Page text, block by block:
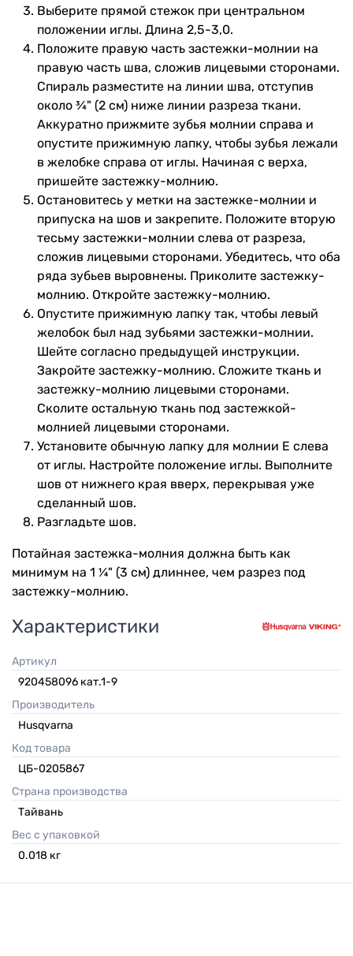
Выберите прямой стежок при центральном
положении иглы. Длина 2,5-3,0.
Положите правую часть застежки-молнии на
правую часть шва, сложив лицевыми сторонами.
Спираль разместите на линии шва, отступив
около ¾" (2 см) ниже линии разреза ткани.
Аккуратно прижмите зубья молнии справа и
опустите прижимную лапку, чтобы зубья лежали
в желобке справа от иглы. Начиная с верха,
пришейте застежку-молнию.
Остановитесь у метки на застежке-молнии и
припуска на шов и закрепите. Положите вторую
тесьму застежки-молнии слева от разреза,
сложив лицевыми сторонами. Убедитесь, что оба
ряда зубьев выровнены. Приколите застежку-
молнию. Откройте застежку-молнию.
Опустите прижимную лапку так, чтобы левый
желобок был над зубьями застежки-молнии.
Шейте согласно предыдущей инструкции.
Закройте застежку-молнию. Сложите ткань и
застежку-молнию лицевыми сторонами.
Сколите остальную ткань под застежкой-
молнией лицевыми сторонами.
Установите обычную лапку для молнии E слева
от иглы. Настройте положение иглы. Выполните
шов от нижнего края вверх, перекрывая уже
сделанный шов.
Разгладьте шов.
Потайная застежка-молния должна быть как
минимум на 1 ¼" (3 см) длиннее, чем разрез под
застежку-молнию.
Характеристики
Артикул
920458096 кат.1-9
Производитель
Husqvarna
Код товара
ЦБ-0205867
Страна производства
Тайвань
Вес с упаковкой
0.018 кг